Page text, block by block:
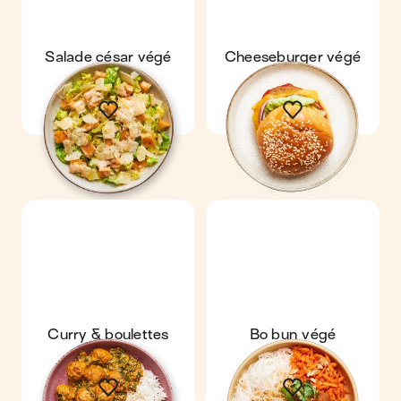
Salade césar végé Cheeseburger végé
Curry & boulettes
végé
Bo bun végé